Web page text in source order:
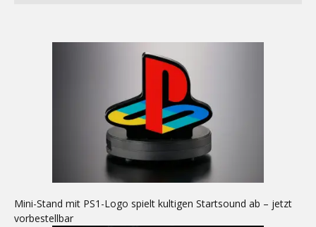
Mini-Stand mit PS1-Logo spielt kultigen Startsound ab – jetzt
vorbestellbar